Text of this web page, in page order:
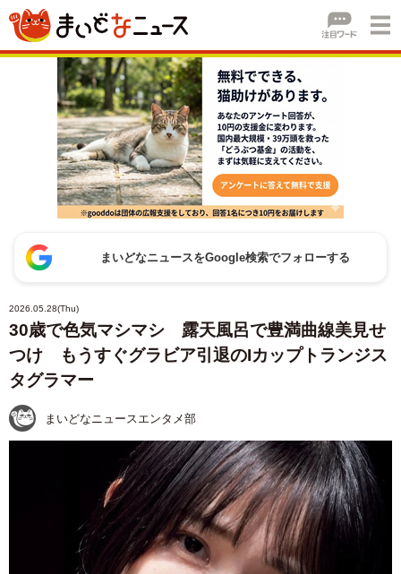
まいどなニュースをGoogle検索でフォローする
2026.05.28(Thu)
30歳で色気マシマシ 露天風呂で豊満曲線美見せ
つけ もうすぐグラビア引退のIカップトランジス
タグラマー
まいどなニュースエンタメ部